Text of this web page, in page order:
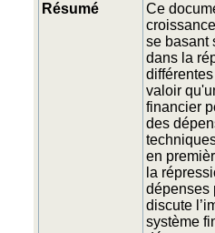
Résumé
Ce
se basant
dans la
valoir
financier
des
en
la
dépenses
discute
système